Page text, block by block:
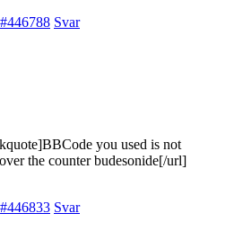
#446788 Svar
you used is not
the counter budesonide[/url]
#446833 Svar